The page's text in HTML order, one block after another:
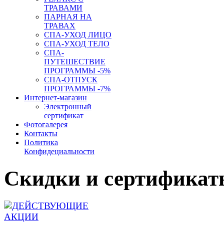
ТРАВАМИ
ПАРНАЯ НА
ТРАВАХ
СПА-УХОД ЛИЦО
СПА-УХОД ТЕЛО
СПА-
ПУТЕШЕСТВИЕ
ПРОГРАММЫ -5%
СПА-ОТПУСК
ПРОГРАММЫ -7%
Интернет-магазин
Электронный
сертификат
Фотогалерея
Контакты
Политика
Конфидециальности
Скидки и